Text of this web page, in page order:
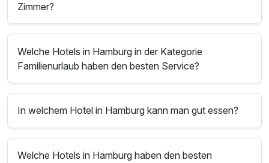
Zimmer?
Welche Hotels in Hamburg in der Kategorie
Familienurlaub haben den besten Service?
In welchem Hotel in Hamburg kann man gut essen?
Welche Hotels in Hamburg haben den besten